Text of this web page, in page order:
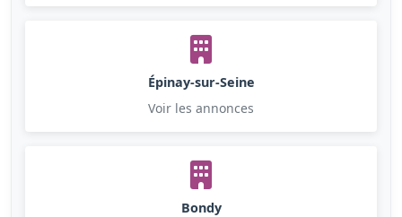
Épinay-sur-Seine
Voir les annonces
Bondy